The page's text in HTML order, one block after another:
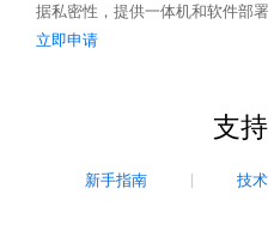
据私密性，提供一体机和软件部
立即申请
支
新手指南 技